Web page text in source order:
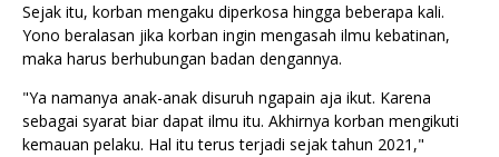
Sejak itu, korban mengaku diperkosa hingga beberapa kali.
Yono beralasan jika korban ingin mengasah ilmu kebatinan,
maka harus berhubungan badan dengannya.
"Ya namanya anak-anak disuruh ngapain aja ikut. Karena
sebagai syarat biar dapat ilmu itu. Akhirnya korban mengikuti
kemauan pelaku. Hal itu terus terjadi sejak tahun 2021,"